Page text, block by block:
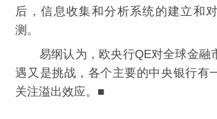
后，信息收集和分析系统的建立和
测。
易纲认为，欧央行QE对全球金融
遇又是挑战，各个主要的中央银行有
关注溢出效应。■